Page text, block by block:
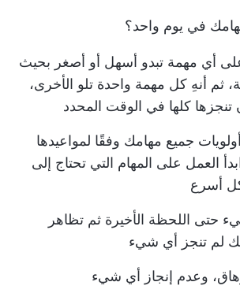
في يوم واحد؟
على أي مهمة تبدو أسهل أو أصغر بحيث
ثم أنهِ كل مهمة واحدة تلو الأخرى،
كلها في الوقت المحدد
أولويات جميع مهامك وفقًا لمواعيدها
ابدأ العمل على المهام التي تحتاج إلى
أسرع
حتى اللحظة الأخيرة ثم تظاهر
لم تنجز أي شيء
وعدم إنجاز أي شيء